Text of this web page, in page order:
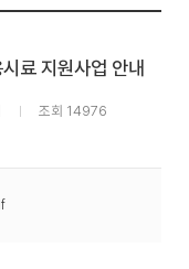
료 지원사업 안내
조회 14976